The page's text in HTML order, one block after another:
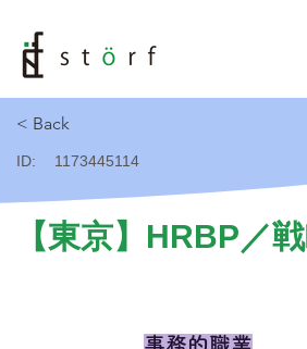
< Back
ID: 1173445114
【東京】HRBP／
事務的職業